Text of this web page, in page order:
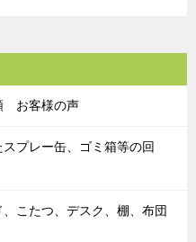
お客様の声
プレー缶、ゴミ箱等の回
こたつ、デスク、棚、布団